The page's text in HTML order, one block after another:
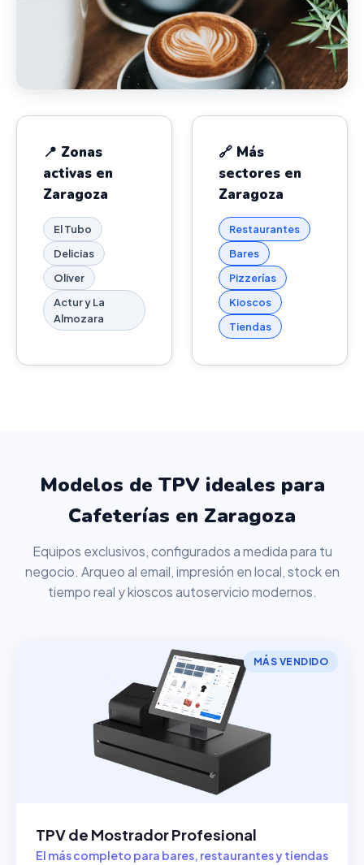
📍 Zonas
activas en
Zaragoza
El Tubo
Delicias
Oliver
Actur y La
Almozara
🔗 Más
sectores en
Zaragoza
Restaurantes
Bares
Pizzerías
Kioscos
Tiendas
Modelos de TPV ideales para
Cafeterías en Zaragoza
Equipos exclusivos, configurados a medida para tu
negocio. Arqueo al email, impresión en local, stock en
tiempo real y kioscos autoservicio modernos.
MÁS VENDIDO
TPV de Mostrador Profesional
El más completo para bares, restaurantes y tiendas